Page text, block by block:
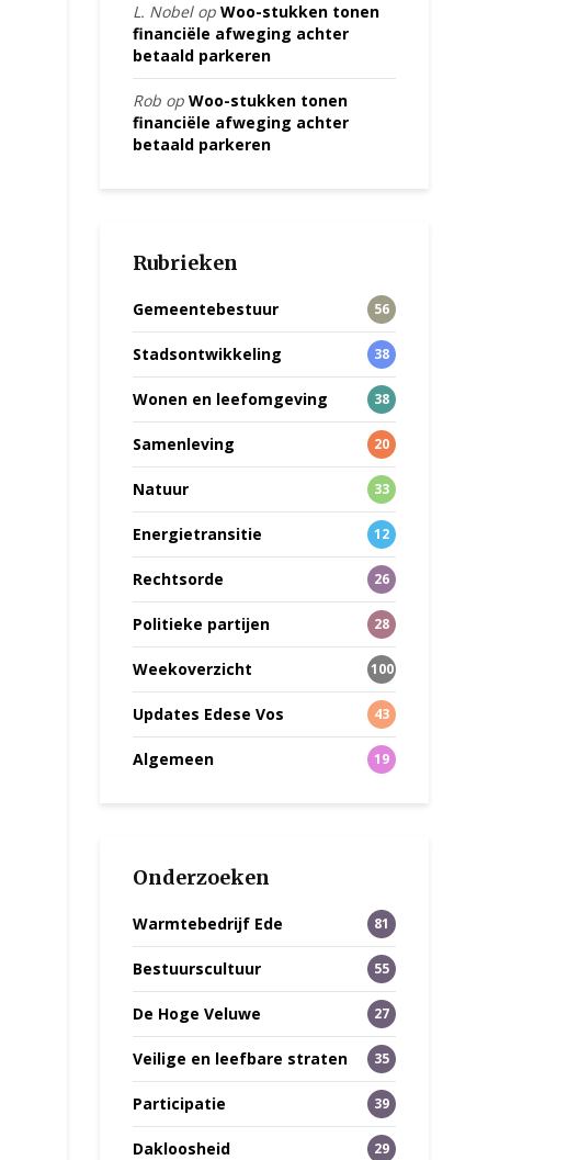
L. Nobelop Woo-stukken tonen
financiële afweging achter
betaald parkeren
Rob op Woo-stukken tonen
financiële afweging achter
betaald parkeren
Rubrieken
Gemeentebestuur 56
Stadsontwikkeling 38
Wonen en leefomgeving 38
Samenleving 20
Natuur 33
Energietransitie 12
Rechtsorde 26
Politieke partijen 28
Weekoverzicht 100
Updates Edese Vos 43
Algemeen 19
Onderzoeken
Warmtebedrijf Ede 81
Bestuurscultuur 55
De Hoge Veluwe 27
Veilige en leefbare straten 35
Participatie 39
Dakloosheid 29